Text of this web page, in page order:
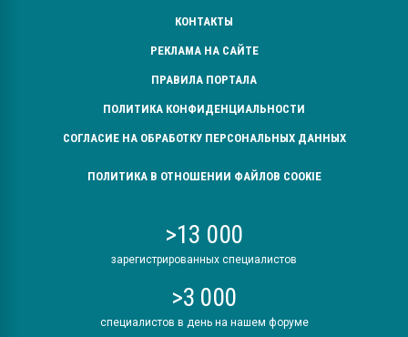
КОНТАКТЫ
РЕКЛАМА НА САЙТЕ
ПРАВИЛА ПОРТАЛА
ПОЛИТИКА КОНФИДЕНЦИАЛЬНОСТИ
СОГЛАСИЕ НА ОБРАБОТКУ ПЕРСОНАЛЬНЫХ ДАННЫХ
ПОЛИТИКА В ОТНОШЕНИИ ФАЙЛОВ COOKIE
>13 000
зарегистрированных специалистов
>3 000
специалистов в день на нашем форуме